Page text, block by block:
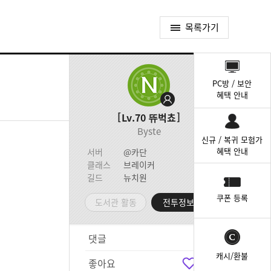
목록가기
Lv.70 뜌벅쵸
Byste
서버
@카단
클래스
브레이커
길드
뉴치원
도서관 활동 전투정보실
댓글
좋아요
PC방 / 보안
혜택 안내
신규 / 복귀 모험가
혜택 안내
쿠폰 등록
캐시/환불